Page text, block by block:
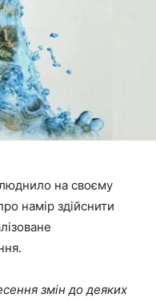
на своєму
намір здійснити
змін до деяких